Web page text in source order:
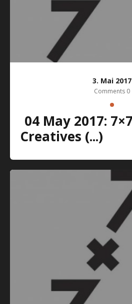
3. Mai 2017
Comments 0
04 May 2017: 7×7 – Seven
Creatives (...)